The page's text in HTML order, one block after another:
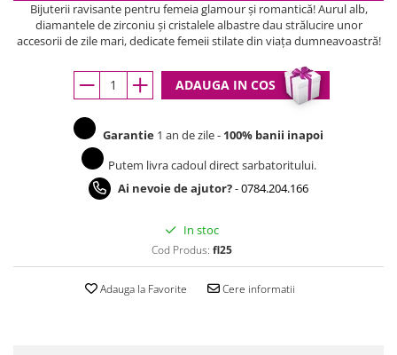
Bijuterii ravisante pentru femeia glamour şi romantică! Aurul alb,
diamantele de zirconiu şi cristalele albastre dau strălucire unor
accesorii de zile mari, dedicate femeii stilate din viaţa dumneavoastră!
ADAUGA IN COS
Garantie 1 an de zile - 100% banii inapoi
Putem livra cadoul direct sarbatoritului.
Ai nevoie de ajutor?-0784.204.166
In stoc
Cod Produs: fl25
Adauga la Favorite Cere informatii